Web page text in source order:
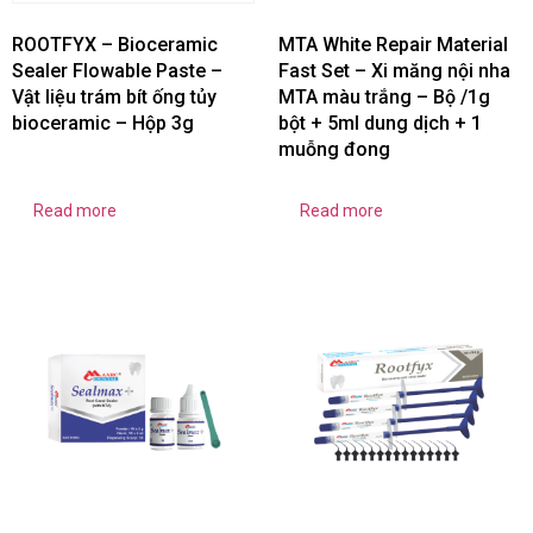
ROOTFYX – Bioceramic
Sealer Flowable Paste –
Vật liệu trám bít ống tủy
bioceramic – Hộp 3g
Read more
MTA White Repair Material
Fast Set – Xi măng nội nha
MTA màu trắng – Bộ /1g
bột + 5ml dung dịch + 1
muỗng đong
Read more